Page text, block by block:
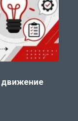
движение